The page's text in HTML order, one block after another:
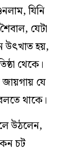
যিনি
যেটা
উৎখাত হয়,
থেকে।
যে
থাকে।
উঠলেন,
চট